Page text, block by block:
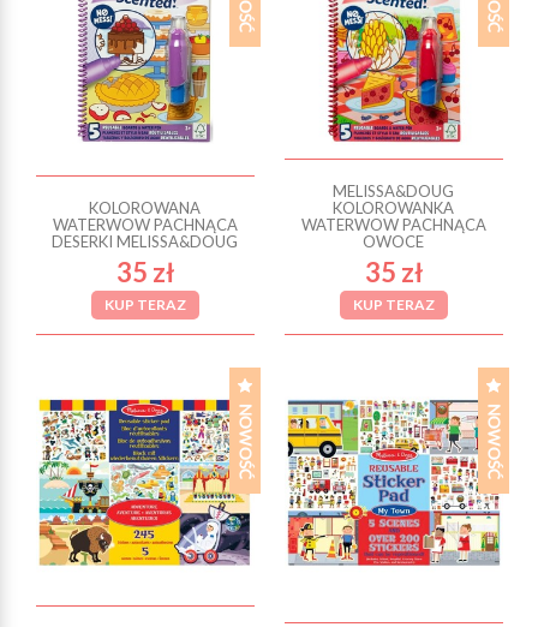
KOLOROWANA
WATERWOW PACHNĄCA
DESERKI MELISSA&DOUG
35 zł
KUP TERAZ
MELISSA&DOUG
KOLOROWANKA
WATERWOW PACHNĄCA
OWOCE
35 zł
KUP TERAZ